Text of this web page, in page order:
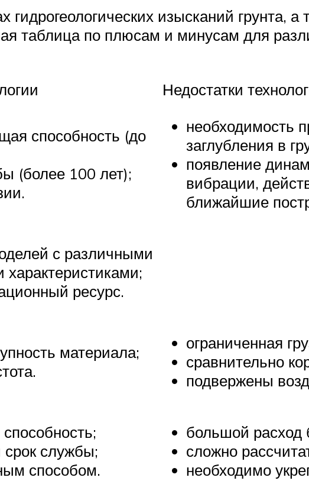
изысканий грунта,
таблица по плюсам и минусам для
Недостатки
способность (до
(более 100 лет);
необходимость
заглубления в
появление
вибрации,
ближайшие
с различными
ресурс.
материала;
ограниченная
сравнительно
подвержены
службы;
способом.
большой расход
сложно
необходимо